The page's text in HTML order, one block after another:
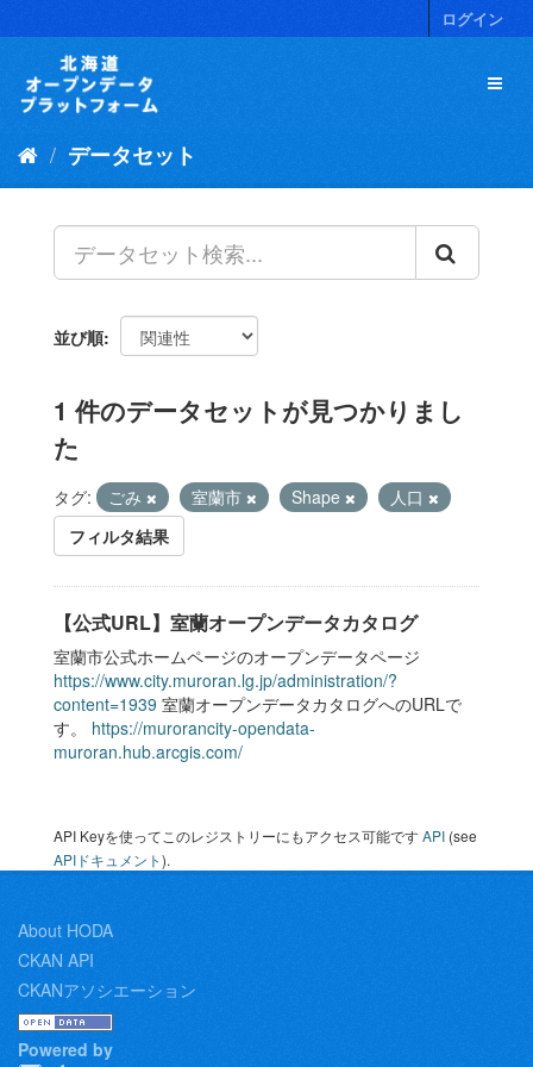
キ
ログイン
データセット
並び順
1 件のデータセットが見つかりまし
た
タグ: ごみ 室蘭市 Shape
人口
フィルタ結果
【公式URL】室蘭オープンデータカタログ
室蘭市公式ホームページのオープンデータページ
https://www.city.muroran.lg.jp/administration/?
content=1939 室蘭オープンデータカタログへのURLで
す。 https://murorancity-opendata-
muroran.hub.arcgis.com/
API Keyを使ってこのレジストリーにもアクセス可能ですAPI (see
APIドキュメント).
About HODA
CKAN API
CKANアソシエーション
Powered by